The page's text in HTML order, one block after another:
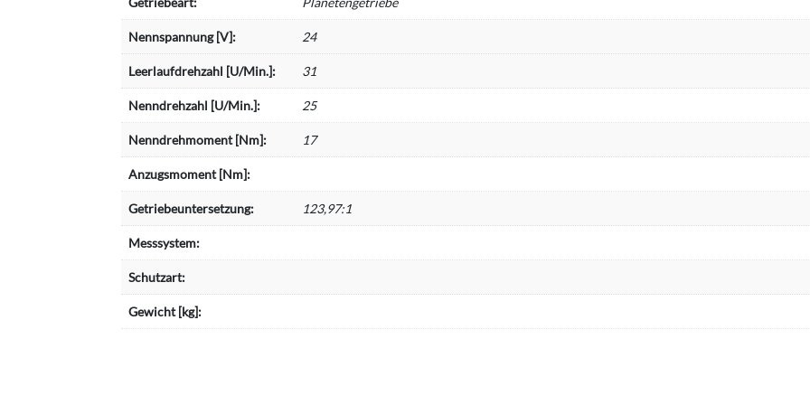
Nennspannung [V]: 24
Leerlaufdrehzahl [U/Min.]: 31
Nenndrehzahl [U/Min.]: 25
Nenndrehmoment [Nm]: 17
Anzugsmoment [Nm]:
Getriebeuntersetzung: 123,97:1
Messsystem:
Schutzart:
Gewicht [kg]: